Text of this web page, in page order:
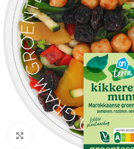
Klik om te vergroten